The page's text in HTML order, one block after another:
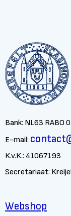
Bank: NL63 RABO
E-mail:
K.v.K.: 41067193
Secretariaat:
Webshop